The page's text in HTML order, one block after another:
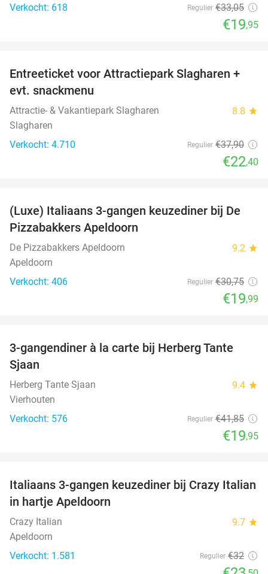
Verkocht: 618
Regulier €33,05
€19,95
41%
Entreeticket voor Attractiepark Slagharen +
evt. snackmenu
Attractie- & Vakantiepark Slagharen 8.8 star
Slagharen
Verkocht: 4.710
Regulier €37,90
€22,40
35%
(Luxe) Italiaans 3-gangen keuzediner bij De
Pizzabakkers Apeldoorn
De Pizzabakkers Apeldoorn 9.2 star
Apeldoorn
Verkocht: 406
Regulier €30,75
€19,99
52%
3-gangendiner à la carte bij Herberg Tante
Sjaan
Herberg Tante Sjaan 9.4 star
Vierhouten
Verkocht: 576
Regulier €41,85
€19,95
27%
Italiaans 3-gangen keuzediner bij Crazy Italian
in hartje Apeldoorn
Crazy Italian 9.7 star
Apeldoorn
Verkocht: 1.581
Regulier €32